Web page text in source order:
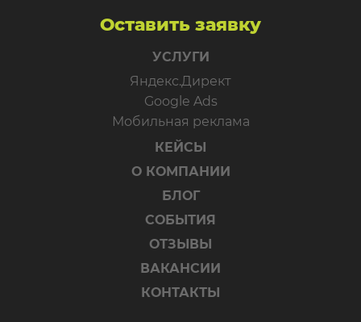
Оставить заявку
УСЛУГИ
Яндекс.Директ
Google Ads
Мобильная реклама
КЕЙСЫ
О КОМПАНИИ
БЛОГ
СОБЫТИЯ
ОТЗЫВЫ
ВАКАНСИИ
КОНТАКТЫ